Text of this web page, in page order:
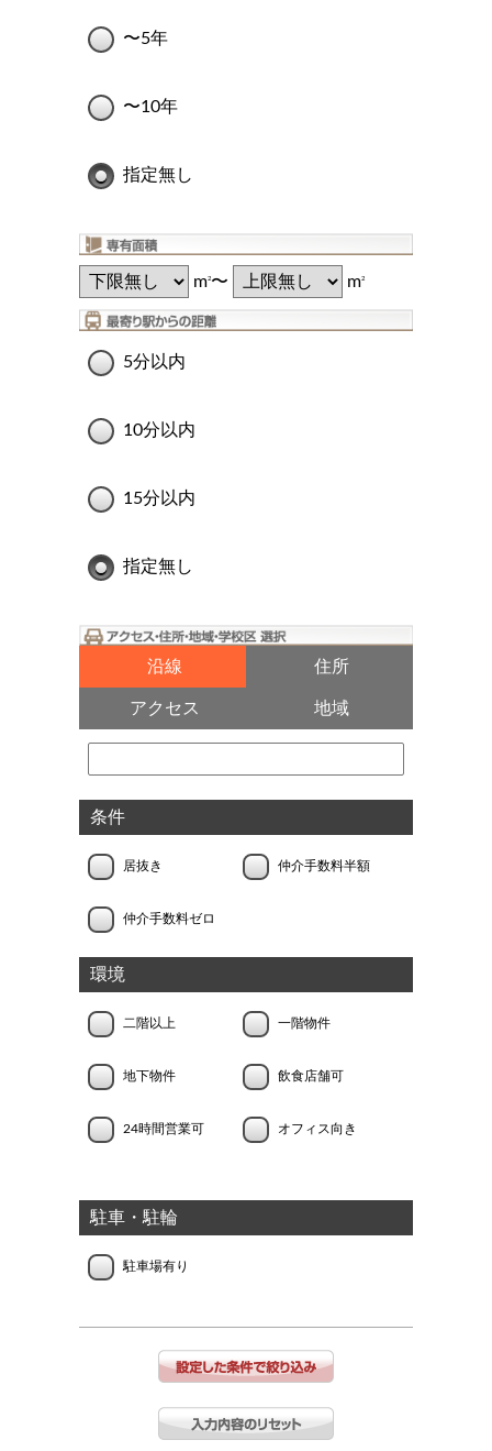
〜5年
〜10年
指定無し
m2〜 m2
5分以内
10分以内
15分以内
指定無し
沿線 住所
アクセス 地域
条件
居抜き 仲介手数料半額
仲介手数料ゼロ
環境
二階以上 一階物件
地下物件 飲食店舗可
24時間営業可 オフィス向き
駐車・駐輪
駐車場有り